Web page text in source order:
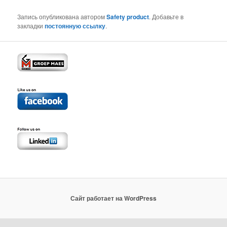
Запись опубликована авторомSafety product. Добавьте в
закладкипостоянную ссылку.
Сайт работает на WordPress